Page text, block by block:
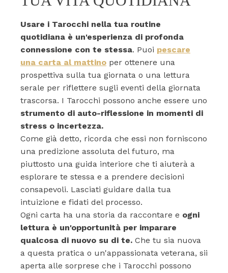
Usare i Tarocchi nella tua routine
quotidiana è un'esperienza di profonda
connessione con te stessa. Puoi pescare
una carta al mattino per ottenere una
prospettiva sulla tua giornata o una lettura
serale per riflettere sugli eventi della giornata
trascorsa. I Tarocchi possono anche essere uno
strumento di auto-riflessione in momenti di
stress o incertezza.
Come già detto, ricorda che essi non forniscono
una predizione assoluta del futuro, ma
piuttosto una guida interiore che ti aiuterà a
esplorare te stessa e a prendere decisioni
consapevoli. Lasciati guidare dalla tua
intuizione e fidati del processo.
Ogni carta ha una storia da raccontare e ogni
lettura è un'opportunità per imparare
qualcosa di nuovo su di te. Che tu sia nuova
a questa pratica o un'appassionata veterana, sii
aperta alle sorprese che i Tarocchi possono